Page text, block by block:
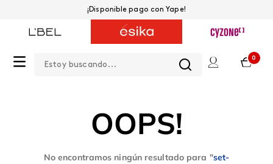
0
¡Disponible pago con Yape!
OOPS!
No encontramos ningún resultado para "set-